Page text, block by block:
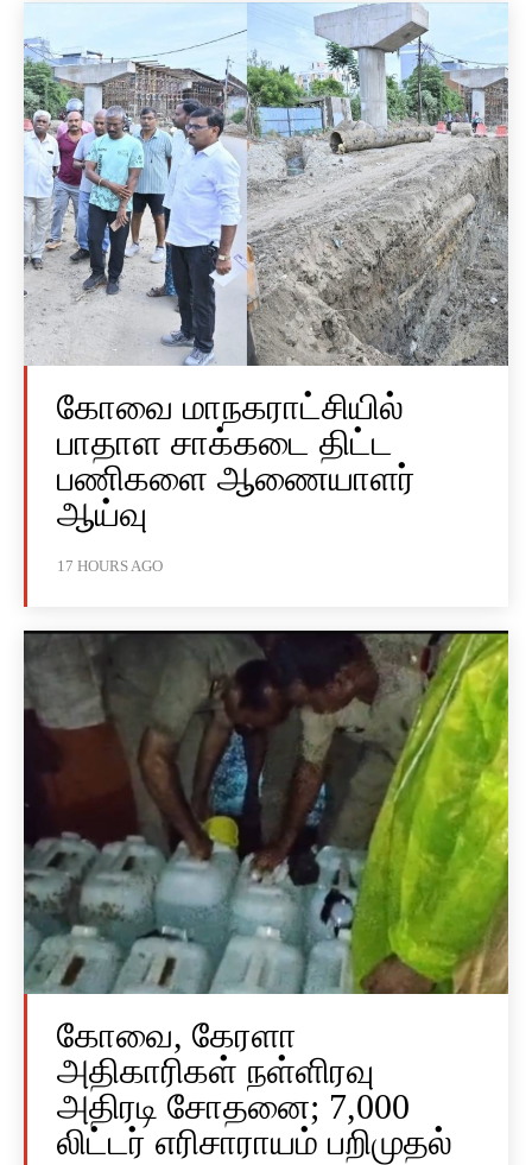
கோவை மாநகராட்சியில்
பாதாள சாக்கடை திட்ட
பணிகளை ஆணையாளர்
ஆய்வு
17 HOURS AGO
கோவை, கேரளா
அதிகாரிகள் நள்ளிரவு
அதிரடி சோதனை; 7,000
லிட்டர் எரிசாராயம் பறிமுதல்